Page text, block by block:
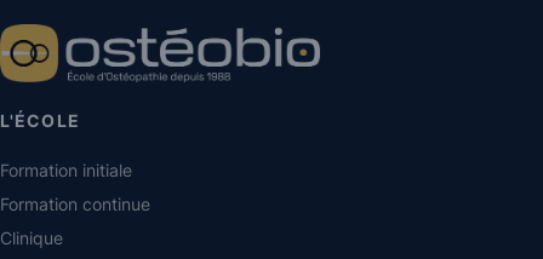
L'ÉCOLE
Formation initiale
Formation continue
Clinique